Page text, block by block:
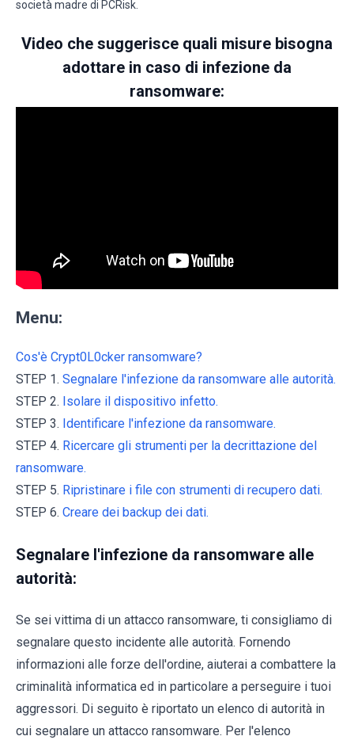
società madre di PCRisk.
Video che suggerisce quali misure bisogna
adottare in caso di infezione da
ransomware:
Menu:
Cos'è Crypt0L0cker ransomware?
STEP 1. Segnalare l'infezione da ransomware alle autorità.
STEP 2. Isolare il dispositivo infetto.
STEP 3. Identificare l'infezione da ransomware.
STEP 4. Ricercare gli strumenti per la decrittazione del
ransomware.
STEP 5. Ripristinare i file con strumenti di recupero dati.
STEP 6. Creare dei backup dei dati.
Segnalare l'infezione da ransomware alle
autorità:
Se sei vittima di un attacco ransomware, ti consigliamo di
segnalare questo incidente alle autorità. Fornendo
informazioni alle forze dell'ordine, aiuterai a combattere la
criminalità informatica ed in particolare a perseguire i tuoi
aggressori. Di seguito è riportato un elenco di autorità in
cui segnalare un attacco ransomware. Per l'elenco